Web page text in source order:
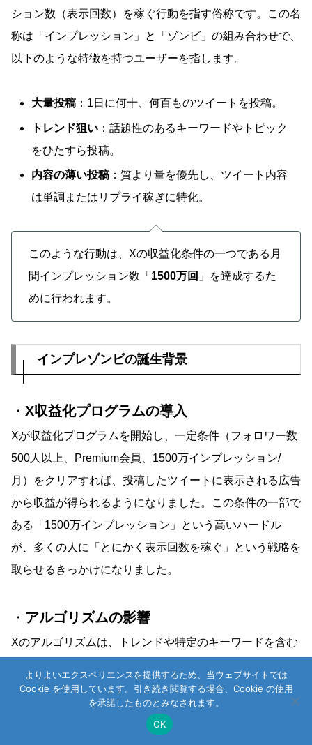
ション数（表示回数）を稼ぐ行動を指す俗称です。この名
称は「インプレッション」と「ゾンビ」の組み合わせで、
以下のような特徴を持つユーザーを指します。
大量投稿 ：1日に何十、何百ものツイートを投稿。
トレンド狙い ：話題性のあるキーワードやトピック
をひたすら投稿。
内容の薄い投稿 ：質より量を優先し、ツイート内容
は単調またはリプライ稼ぎに特化。
このような行動は、Xの収益化条件の一つである月
間インプレッション数「 1500万回 」を達成するた
めに行われます。
インプレゾンビの誕生背景
・ X収益化プログラムの導入
Xが収益化プログラムを開始し、一定条件（フォロワー数
500人以上、Premium会員、1500万インプレッション/
月）をクリアすれば、投稿したツイートに表示される広告
から収益が得られるようになりました。この条件の一部で
ある「1500万インプレッション」という高いハードル
が、多くの人に「とにかく表示回数を稼ぐ」という戦略を
取らせるきっかけになりました。
・ アルゴリズムの影響
Xのアルゴリズムは、トレンドや特定のキーワードを含む
ンドキーワードを乱用する戦術が生まれました。
よりよいエクスペリエンスを提供するため、当ウェブサイトでは
Cookie を使用しています。引き続き閲覧する場合、Cookie の使用
を承諾したものとみなされます。
OK